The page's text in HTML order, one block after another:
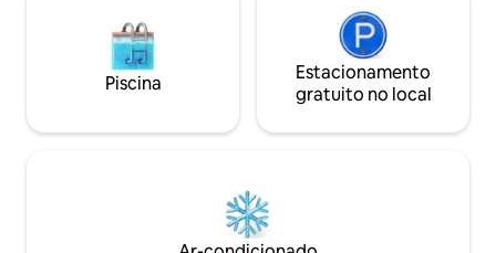
Piscina
Estacionamento
gratuito no local